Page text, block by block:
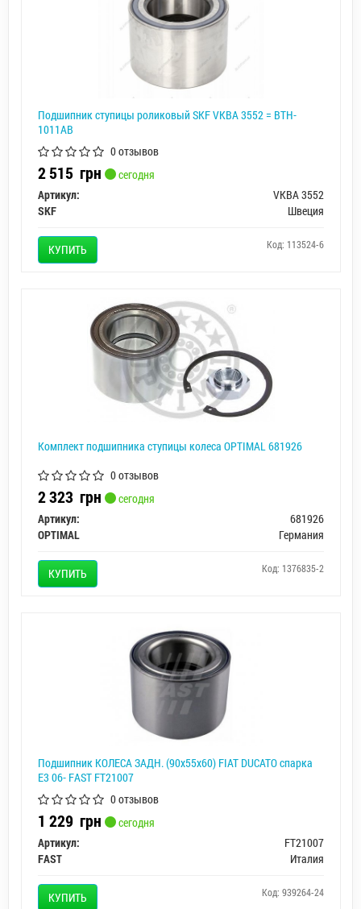
Подшипник ступицы роликовый SKF VKBA 3552 = BTH-
1011AB
0 отзывов
2 515 грн
сегодня
Артикул:
VKBA 3552
SKF
Швеция
КУПИТЬ Код: 113524-6
Комплект подшипника ступицы колеса OPTIMAL 681926
0 отзывов
2 323 грн
сегодня
Артикул:
681926
OPTIMAL
Германия
КУПИТЬ Код: 1376835-2
Подшипник КОЛЕСА ЗАДН. (90х55х60) FIAT DUCATO спарка
Е3 06- FAST FT21007
0 отзывов
1 229 грн
сегодня
Артикул:
FT21007
FAST
Италия
КУПИТЬ Код: 939264-24